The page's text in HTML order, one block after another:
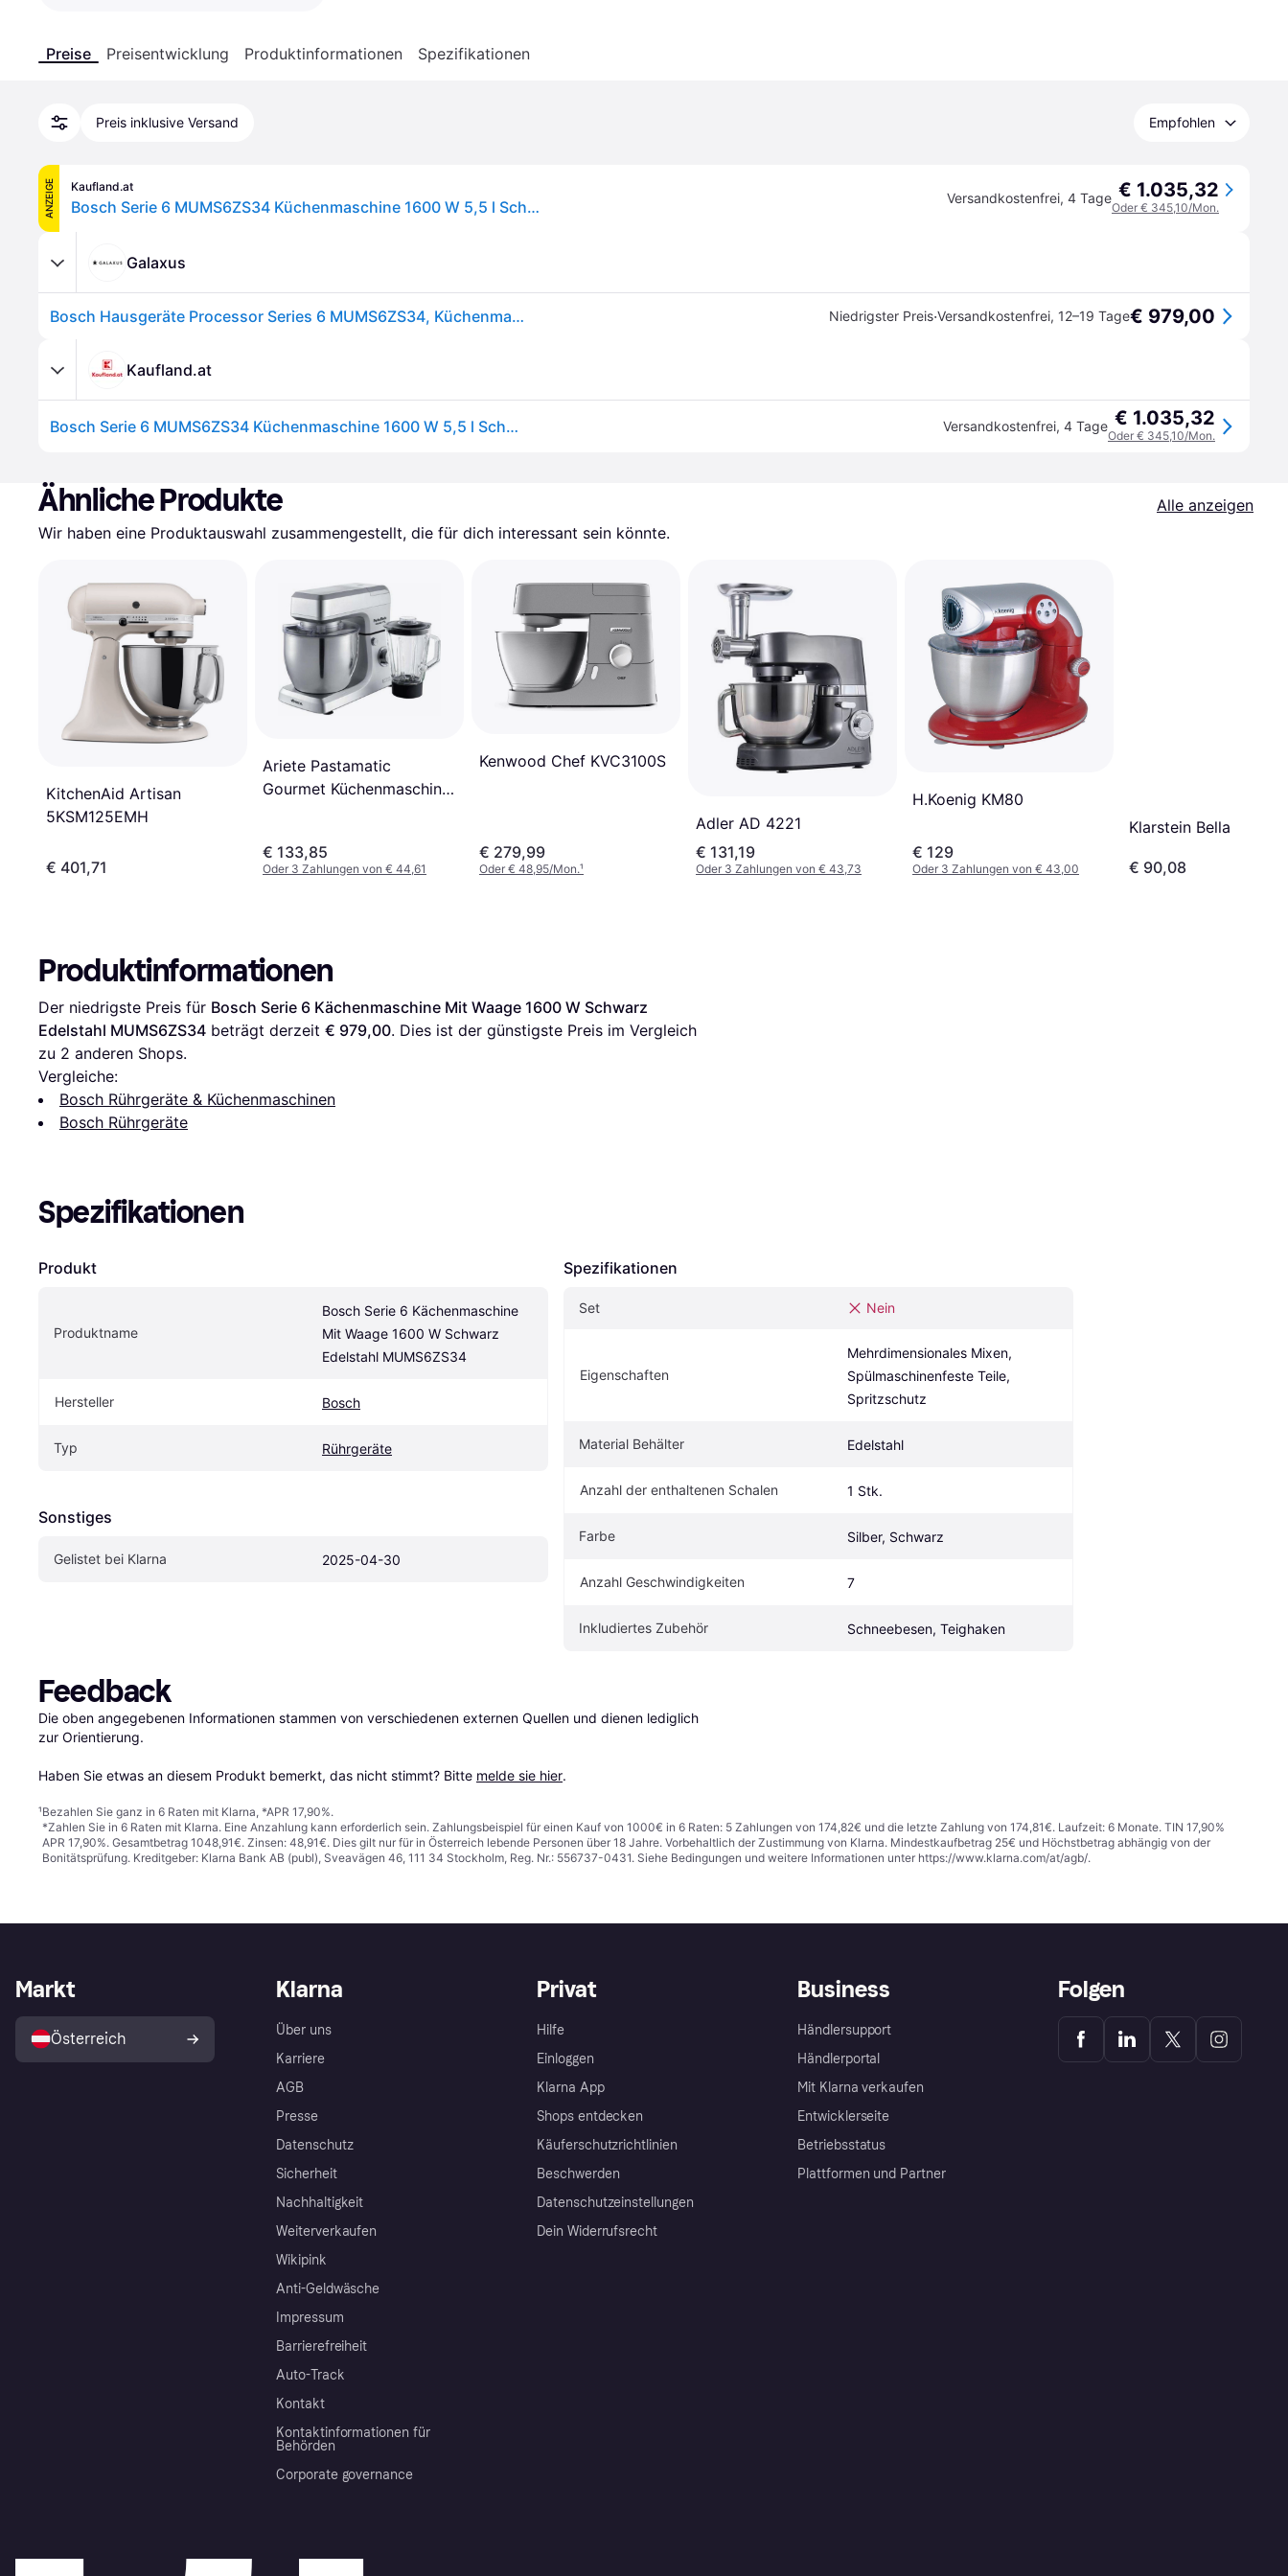
Preise Preisentwicklung Produktinformationen Spezifikationen
Preis inklusive Versand Empfohlen
ANZEIGE Kaufland.at
Bosch Serie 6 MUMS6ZS34 Küchenmaschine 1600 W 5,5 l Schwarz, Edelstahl Versandkostenfrei, 4 Tage € 1.035,32
Oder € 345,10/Mon.
Galaxus
Bosch Hausgeräte Processor Series 6 MUMS6ZS34, Küchenmaschine, Schwarz, Silber Niedrigster Preis·Versandkostenfrei, 12–19 Tage€ 979,00
Kaufland.at
Bosch Serie 6 MUMS6ZS34 Küchenmaschine 1600 W 5,5 l Schwarz, Edelstahl Versandkostenfrei, 4 Tage € 1.035,32
Oder € 345,10/Mon.
Ähnliche Produkte
Alle anzeigen
Wir haben eine Produktauswahl zusammengestellt, die für dich interessant sein könnte.
KitchenAid Artisan
5KSM125EMH
€ 401,71
Ariete Pastamatic
Gourmet Küchenmaschine
€ 133,85
Oder 3 Zahlungen von € 44,61
Kenwood Chef KVC3100S
€ 279,99
Oder € 48,95/Mon.¹
Adler AD 4221
€ 131,19
Oder 3 Zahlungen von € 43,73
H.Koenig KM80
€ 129
Oder 3 Zahlungen von € 43,00
Klarstein Bella
€ 90,08
Produktinformationen
Der niedrigste Preis für Bosch Serie 6 Kächenmaschine Mit Waage 1600 W Schwarz
Edelstahl MUMS6ZS34 beträgt derzeit € 979,00. Dies ist der günstigste Preis im Vergleich
zu 2 anderen Shops.
Vergleiche:
Bosch Rührgeräte & Küchenmaschinen
Bosch Rührgeräte
Spezifikationen
Produkt
Produktname
Bosch Serie 6 Kächenmaschine
Mit Waage 1600 W Schwarz
Edelstahl MUMS6ZS34
Hersteller Bosch
Typ Rührgeräte
Sonstiges
Gelistet bei Klarna 2025-04-30
Spezifikationen
Set Nein
Eigenschaften
Mehrdimensionales Mixen,
Spülmaschinenfeste Teile,
Spritzschutz
Material Behälter Edelstahl
Anzahl der enthaltenen Schalen 1 Stk.
Farbe Silber, Schwarz
Anzahl Geschwindigkeiten 7
Inkludiertes Zubehör Schneebesen, Teighaken
Feedback
Die oben angegebenen Informationen stammen von verschiedenen externen Quellen und dienen lediglich
zur Orientierung.
Haben Sie etwas an diesem Produkt bemerkt, das nicht stimmt? Bitte melde sie hier.
¹Bezahlen Sie ganz in 6 Raten mit Klarna, *APR 17,90%.
*Zahlen Sie in 6 Raten mit Klarna. Eine Anzahlung kann erforderlich sein. Zahlungsbeispiel für einen Kauf von 1000€ in 6 Raten: 5 Zahlungen von 174,82€ und die letzte Zahlung von 174,81€. Laufzeit: 6 Monate. TIN 17,90%
APR 17,90%. Gesamtbetrag 1048,91€. Zinsen: 48,91€. Dies gilt nur für in Österreich lebende Personen über 18 Jahre. Vorbehaltlich der Zustimmung von Klarna. Mindestkaufbetrag 25€ und Höchstbetrag abhängig von der
Bonitätsprüfung. Kreditgeber: Klarna Bank AB (publ), Sveavägen 46, 111 34 Stockholm, Reg. Nr.: 556737-0431. Siehe Bedingungen und weitere Informationen unter https://www.klarna.com/at/agb/.
Klarna
Über uns
Karriere
AGB
Presse
Datenschutz
Sicherheit
Nachhaltigkeit
Weiterverkaufen
Wikipink
Anti-Geldwäsche
Impressum
Barrierefreiheit
Auto-Track
Kontakt
Kontaktinformationen für
Behörden
Corporate governance
Privat
Hilfe
Einloggen
Klarna App
Shops entdecken
Käuferschutzrichtlinien
Beschwerden
Datenschutzeinstellungen
Dein Widerrufsrecht
Business
Händlersupport
Händlerportal
Mit Klarna verkaufen
Entwicklerseite
Betriebsstatus
Plattformen und Partner
Markt
Österreich
Folgen